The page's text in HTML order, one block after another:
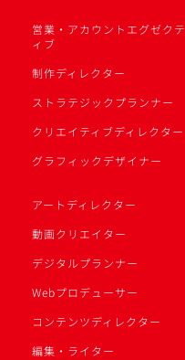
営業・アカウントエグゼクテ
ィブ
制作ディレクター
ストラテジックプランナー
クリエイティブディレクター
グラフィックデザイナー
アートディレクター
動画クリエイター
デジタルプランナー
Webプロデューサー
コンテンツディレクター
編集・ライター